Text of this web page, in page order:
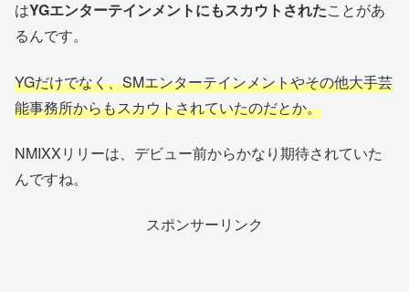
はYGエンターテインメントにもスカウトされたことがあ
るんです。
YGだけでなく、SMエンターテインメントやその他大手芸
能事務所からもスカウトされていたのだとか。
NMIXXリリーは、デビュー前からかなり期待されていた
んですね。
スポンサーリンク